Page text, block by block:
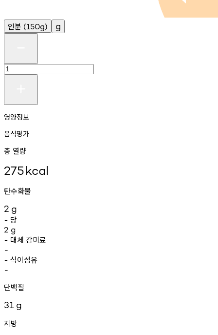
인분 (150g) g
영양정보
음식평가
총 열량
275kcal
탄수화물
2 g
- 당
2 g
- 대체 감미료
-
- 식이섬유
-
단백질
31 g
지방